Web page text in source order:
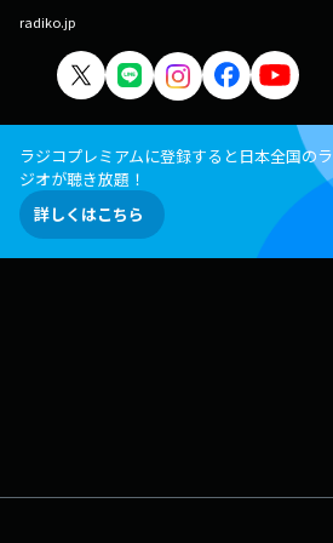
radiko.jp
ラジコプレミアムに登録すると日本全国のラ
ジオが聴き放題！
詳しくはこちら